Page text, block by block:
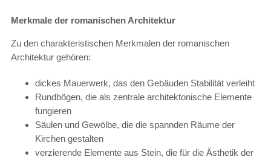
Merkmale der romanischen Architektur
Zu den charakteristischen Merkmalen der romanischen
Architektur gehören:
dickes Mauerwerk, das den Gebäuden Stabilität verleiht
Rundbögen, die als zentrale architektonische Elemente
fungieren
Säulen und Gewölbe, die die spannden Räume der
Kirchen gestalten
verzierende Elemente aus Stein, die für die Ästhetik der